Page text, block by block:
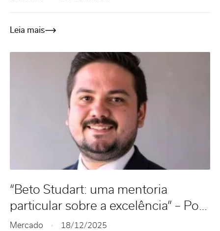
Leia mais
“Beto Studart: uma mentoria
particular sobre a excelência” – Por
Ernando de Sousa
Mercado 18/12/2025